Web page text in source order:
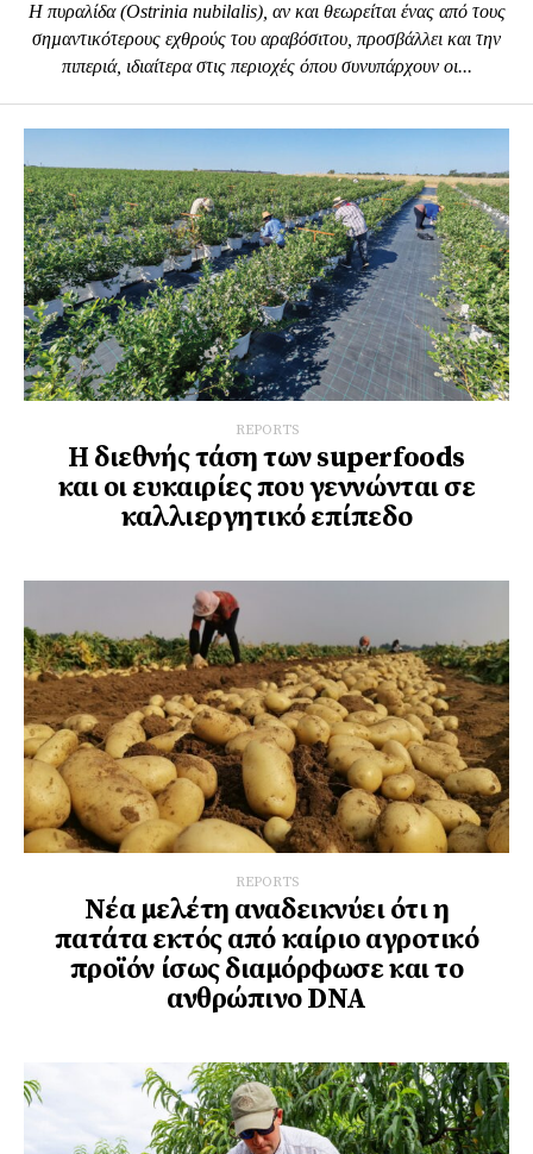
Η πυραλίδα (Ostrinia nubilalis), αν και θεωρείται ένας από τους
σηµαντικότερους εχθρούς του αραβόσιτου, προσβάλλει και την
πιπεριά, ιδιαίτερα στις περιοχές όπου συνυπάρχουν οι...
REPORTS
Η διεθνής τάση των superfoods
και οι ευκαιρίες που γεννώνται σε
καλλιεργητικό επίπεδο
REPORTS
Νέα μελέτη αναδεικνύει ότι η
πατάτα εκτός από καίριο αγροτικό
προϊόν ίσως διαμόρφωσε και το
ανθρώπινο DNA